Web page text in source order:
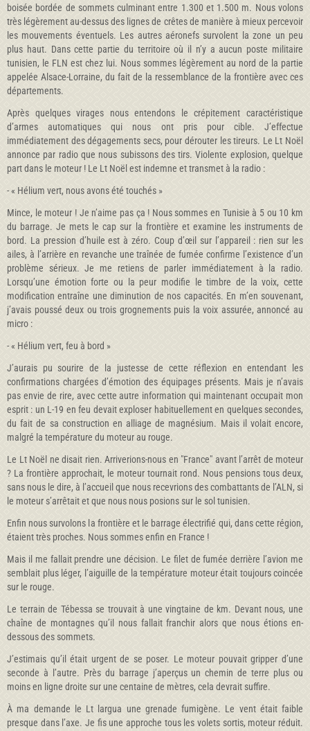
boisée bordée de sommets culminant entre 1.300 et 1.500 m. Nous volons
très légèrement au-dessus des lignes de crêtes de manière à mieux percevoir
les mouvements éventuels. Les autres aéronefs survolent la zone un peu
plus haut. Dans cette partie du territoire où il n’y a aucun poste militaire
tunisien, le FLN est chez lui. Nous sommes légèrement au nord de la partie
appelée Alsace-Lorraine, du fait de la ressemblance de la frontière avec ces
départements.
Après quelques virages nous entendons le crépitement caractéristique
d’armes automatiques qui nous ont pris pour cible. J’effectue
immédiatement des dégagements secs, pour dérouter les tireurs. Le Lt Noël
annonce par radio que nous subissons des tirs. Violente explosion, quelque
part dans le moteur ! Le Lt Noël est indemne et transmet à la radio :
- « Hélium vert, nous avons été touchés »
Mince, le moteur ! Je n’aime pas ça ! Nous sommes en Tunisie à 5 ou 10 km
du barrage. Je mets le cap sur la frontière et examine les instruments de
bord. La pression d’huile est à zéro. Coup d’œil sur l’appareil : rien sur les
ailes, à l’arrière en revanche une traînée de fumée confirme l’existence d’un
problème sérieux. Je me retiens de parler immédiatement à la radio.
Lorsqu’une émotion forte ou la peur modifie le timbre de la voix, cette
modification entraîne une diminution de nos capacités. En m’en souvenant,
j’avais poussé deux ou trois grognements puis la voix assurée, annoncé au
micro :
- « Hélium vert, feu à bord »
J’aurais pu sourire de la justesse de cette réflexion en entendant les
confirmations chargées d’émotion des équipages présents. Mais je n’avais
pas envie de rire, avec cette autre information qui maintenant occupait mon
esprit : un L-19 en feu devait exploser habituellement en quelques secondes,
du fait de sa construction en alliage de magnésium. Mais il volait encore,
malgré la température du moteur au rouge.
Le Lt Noël ne disait rien. Arriverions-nous en "France" avant l’arrêt de moteur
? La frontière approchait, le moteur tournait rond. Nous pensions tous deux,
sans nous le dire, à l’accueil que nous recevrions des combattants de l’ALN, si
le moteur s’arrêtait et que nous nous posions sur le sol tunisien.
Enfin nous survolons la frontière et le barrage électrifié qui, dans cette région,
étaient très proches. Nous sommes enfin en France !
Mais il me fallait prendre une décision. Le filet de fumée derrière l’avion me
semblait plus léger, l’aiguille de la température moteur était toujours coincée
sur le rouge.
Le terrain de Tébessa se trouvait à une vingtaine de km. Devant nous, une
chaîne de montagnes qu’il nous fallait franchir alors que nous étions en-
dessous des sommets.
J’estimais qu’il était urgent de se poser. Le moteur pouvait gripper d’une
seconde à l’autre. Près du barrage j’aperçus un chemin de terre plus ou
moins en ligne droite sur une centaine de mètres, cela devrait suffire.
À ma demande le Lt largua une grenade fumigène. Le vent était faible
presque dans l’axe. Je fis une approche tous les volets sortis, moteur réduit.